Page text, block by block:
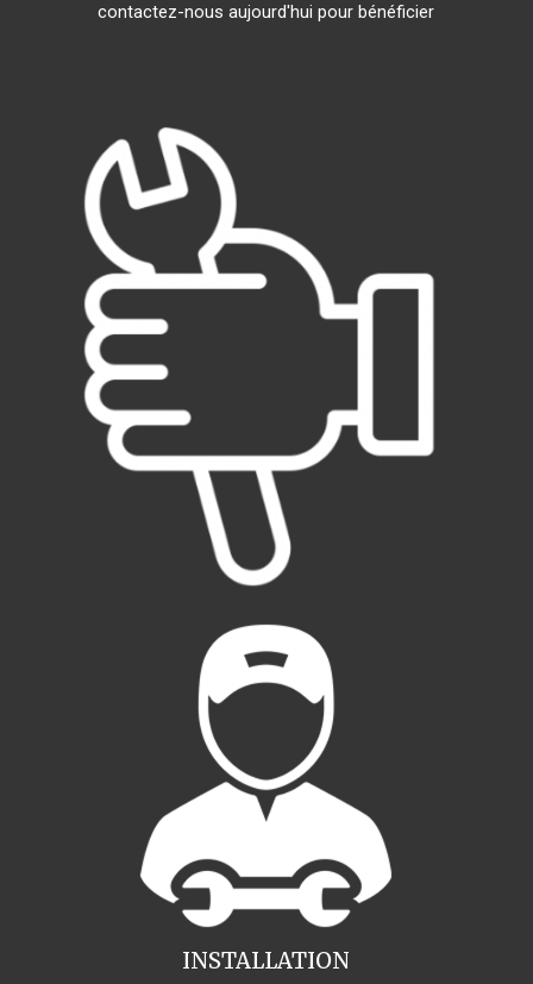
contactez-nous aujourd'hui pour bénéficier
INSTALLATION